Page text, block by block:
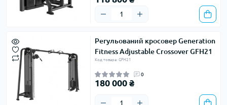
Регульований кросовер Generation
Fitness Adjustable Crossover GFH21
Код товара: GFH21
0
180 000 ₴